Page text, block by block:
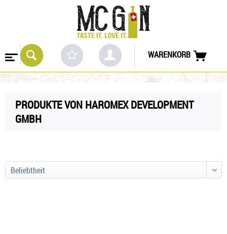
WARENKORB
PRODUKTE VON HAROMEX DEVELOPMENT
GMBH